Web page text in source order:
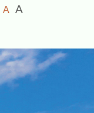
較小的字體
A 預設字體大小
A